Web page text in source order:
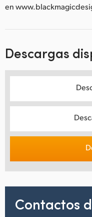
en
Descargas
Contactos